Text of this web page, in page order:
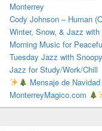
Monterrey
Cody Johnson – Human
Winter, Snow, & Jazz with
Morning Music for
Tuesday Jazz with Snoopy
Jazz for Study/Work/Chill
Mensaje de
MonterreyMagico.com